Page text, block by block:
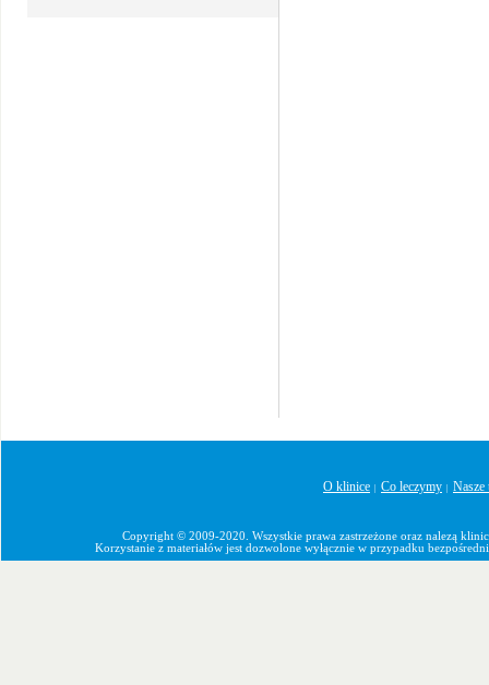
O klinice Co leczymy Nasze
Copyright © 2009-2020. Wszystkie prawa zastrzeżone oraz nalezą
Korzystanie z materiałów jest dozwolone wyłącznie w przypadku